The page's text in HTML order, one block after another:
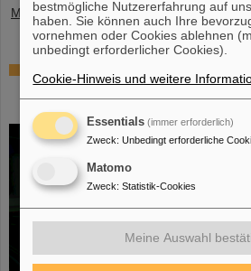
Mehr »
Fusionsforschung – Dr. Yannik
bestmögliche Nutzererfahrung auf
haben. Sie können auch Ihre
vornehmen oder Cookies ablehnen
unbedingt erforderlicher Cookies).
Cookie-Hinweis und weitere
Essentials (immer erforderlich)
Zweck: Unbedingt erforderliche
Matomo
Zweck: Statistik-Cookies
Meine Auswahl